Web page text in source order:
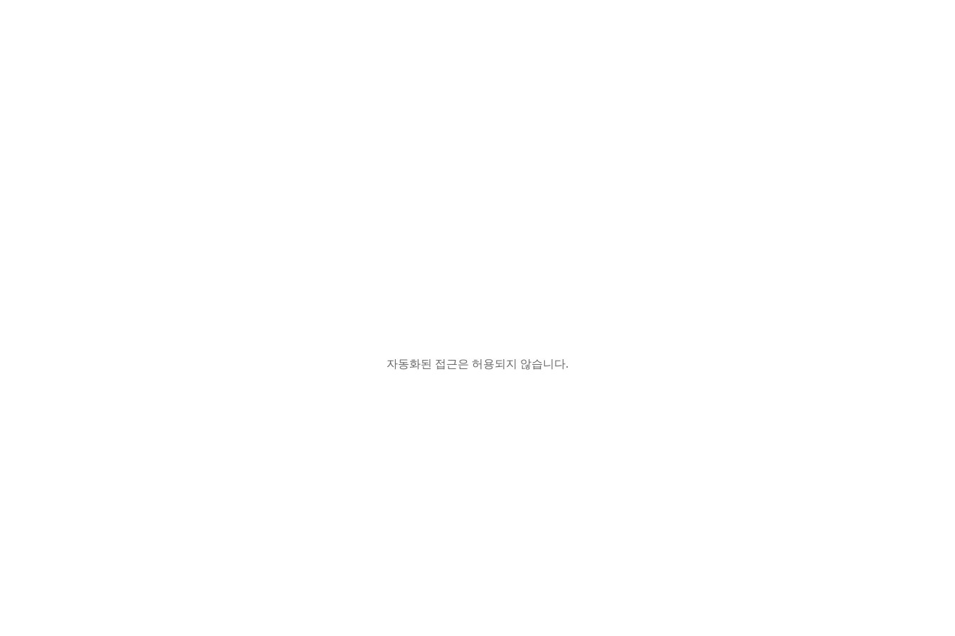
자동화된 접근은 허용되지 않습니다.